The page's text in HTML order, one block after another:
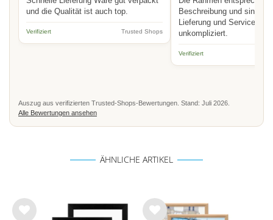
und die Qualität ist auch top.
Verifiziert Trusted Shops
Beschreibung und sind
Lieferung und Service
unkompliziert.
Verifiziert
Auszug aus verifizierten Trusted-Shops-Bewertungen. Stand: Juli 2026.
Alle Bewertungen ansehen
ÄHNLICHE ARTIKEL